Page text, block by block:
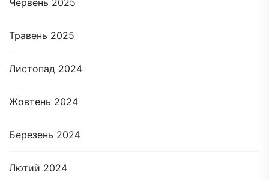
Червень 2025
Травень 2025
Листопад 2024
Жовтень 2024
Березень 2024
Лютий 2024